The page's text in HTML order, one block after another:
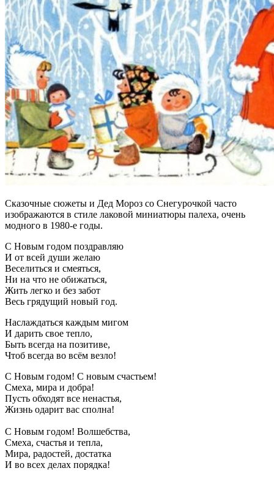
Сказочные сюжеты и Дед Мороз со Снегурочкой часто
изображаются в стиле лаковой миниатюры палеха, очень
модного в 1980-е годы.
С Новым годом поздравляю
И от всей души желаю
Веселиться и смеяться,
Ни на что не обижаться,
Жить легко и без забот
Весь грядущий новый год.
Наслаждаться каждым мигом
И дарить свое тепло,
Быть всегда на позитиве,
Чтоб всегда во всём везло!
С Новым годом! С новым счастьем!
Смеха, мира и добра!
Пусть обходят все ненастья,
Жизнь одарит вас сполна!
С Новым годом! Волшебства,
Смеха, счастья и тепла,
Мира, радостей, достатка
И во всех делах порядка!